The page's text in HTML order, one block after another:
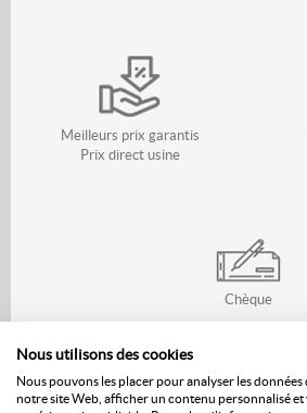
Meilleurs prix garantis
Prix direct usine
Chèque
Qui sommes-nous ?
Nous utilisons des cookies
Nous pouvons les placer pour analyser les
notre site Web, afficher un contenu personnalisé et